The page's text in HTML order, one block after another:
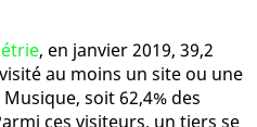
, en janvier 2019, 39,2
au moins un site ou une
soit 62,4% des
ces visiteurs, un tiers se